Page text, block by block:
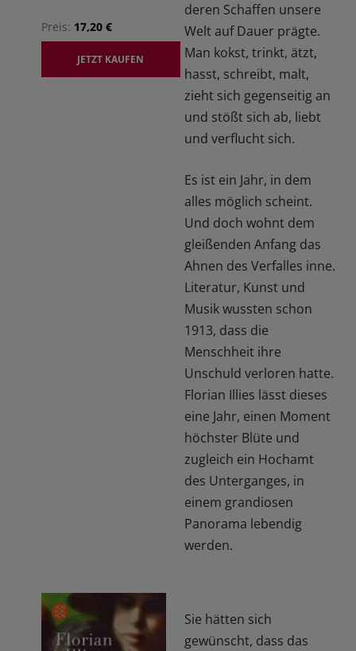
Preis: 17,20 €
JETZT KAUFEN
deren Schaffen unsere
Welt auf Dauer prägte.
Man kokst, trinkt, ätzt,
hasst, schreibt, malt,
zieht sich gegenseitig an
und stößt sich ab, liebt
und verflucht sich.
Es ist ein Jahr, in dem
alles möglich scheint.
Und doch wohnt dem
gleißenden Anfang das
Ahnen des Verfalles inne.
Literatur, Kunst und
Musik wussten schon
1913, dass die
Menschheit ihre
Unschuld verloren hatte.
Florian Illies lässt dieses
eine Jahr, einen Moment
höchster Blüte und
zugleich ein Hochamt
des Unterganges, in
einem grandiosen
Panorama lebendig
werden.
Sie hätten sich
gewünscht, dass das